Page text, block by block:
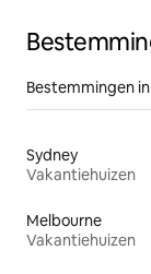
Bestemmingen
Sydney
Vakantiehuizen
Melbourne
Vakantiehuizen